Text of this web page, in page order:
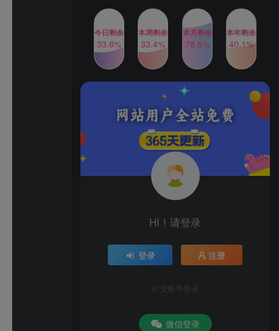
AI制作美女图片，暴力吸引
男粉，收益轻松突破四位
数，操作简单 上手难度低
2年前 1W+人已阅读
TOP3
2024年最新玩法转转无货源
电商，新手小白 简单操作，
长期稳定 日收入500＋
2年前 1W+人已阅读
TOP4
发行人计划蛋仔派对全新玩
法，一天3000＋，蓝海暴力
变现2年前
公众号S粉新玩法，简单操
作、多重变现，每日收益1k
2年前
TOP6
今日剩余
33.8%
本周剩余
33.4%
本月剩余
78.5%
本年剩余
40.1%
HI！请登录
登录 注册
社交账号登录
微信登录